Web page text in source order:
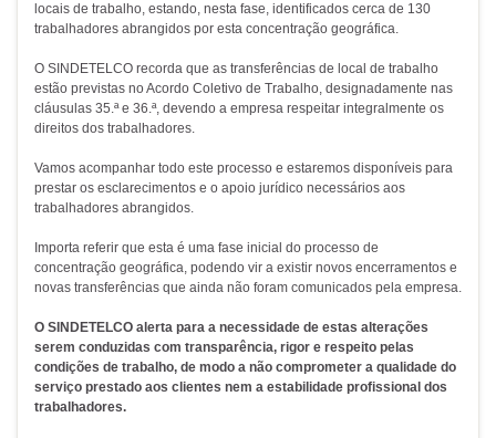
locais de trabalho, estando, nesta fase, identificados cerca de 130
trabalhadores abrangidos por esta concentração geográfica.
O SINDETELCO recorda que as transferências de local de trabalho
estão previstas no Acordo Coletivo de Trabalho, designadamente nas
cláusulas 35.ª e 36.ª, devendo a empresa respeitar integralmente os
direitos dos trabalhadores.
Vamos acompanhar todo este processo e estaremos disponíveis para
prestar os esclarecimentos e o apoio jurídico necessários aos
trabalhadores abrangidos.
Importa referir que esta é uma fase inicial do processo de
concentração geográfica, podendo vir a existir novos encerramentos e
novas transferências que ainda não foram comunicados pela empresa.
O SINDETELCO alerta para a necessidade de estas alterações
serem conduzidas com transparência, rigor e respeito pelas
condições de trabalho, de modo a não comprometer a qualidade do
serviço prestado aos clientes nem a estabilidade profissional dos
trabalhadores.